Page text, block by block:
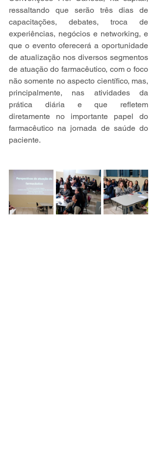
ressaltando que serão três dias de
capacitações, debates, troca de
experiências, negócios e networking, e
que o evento oferecerá a oportunidade
de atualização nos diversos segmentos
de atuação do farmacêutico, com o foco
não somente no aspecto científico, mas,
principalmente, nas atividades da
prática diária e que refletem
diretamente no importante papel do
farmacêutico na jornada de saúde do
paciente.